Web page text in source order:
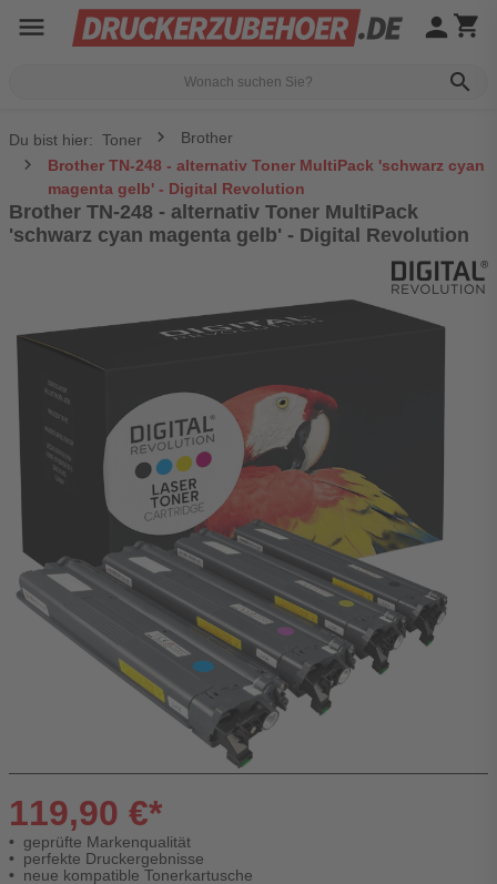
menu
search
person shopping_cart
Du bist hier: Toner
Brother
Brother TN-248 - alternativ Toner MultiPack 'schwarz cyan
magenta gelb' - Digital Revolution
Brother TN-248 - alternativ Toner MultiPack
'schwarz cyan magenta gelb' - Digital Revolution
119,90 €*
geprüfte Markenqualität
perfekte Druckergebnisse
neue kompatible Tonerkartusche